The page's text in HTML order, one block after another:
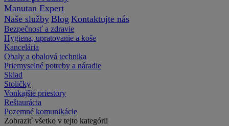
Manutan Expert
Naše služby Blog Kontaktujte nás
Bezpečnosť a zdravie
Hygiena, upratovanie a koše
Kancelária
Obaly a obalová technika
Priemyselné potreby a náradie
Sklad
Stoličky
Vonkajšie priestory
Reštaurácia
Pozemné komunikácie
Zobraziť všetko v tejto kategórii